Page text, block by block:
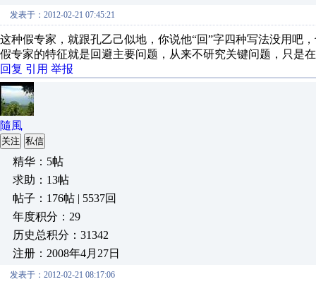
发表于：2012-02-21 07:45:21
这种假专家，就跟孔乙己似地，你说他“回”字四种写法没用吧
假专家的特征就是回避主要问题，从来不研究关键问题，只是
回复 引用 举报
隨風
关注 私信
精华：5帖
求助：13帖
帖子：176帖 | 5537回
年度积分：29
历史总积分：31342
注册：2008年4月27日
发表于：2012-02-21 08:17:06